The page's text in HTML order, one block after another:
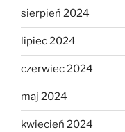
sierpień 2024
lipiec 2024
czerwiec 2024
maj 2024
kwiecień 2024